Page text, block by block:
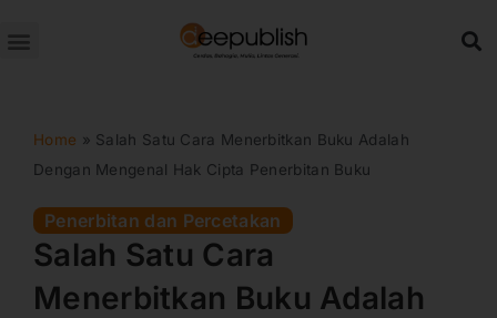
ke
Home » Salah Satu Cara Menerbitkan Buku Adalah
Dengan Mengenal Hak Cipta Penerbitan Buku
Penerbitan dan Percetakan
Salah Satu Cara
Menerbitkan Buku Adalah